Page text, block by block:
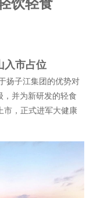
饮轻食
入市占位
扬子江集团的优势对
并为新研发的轻食
市，正式进军大健康